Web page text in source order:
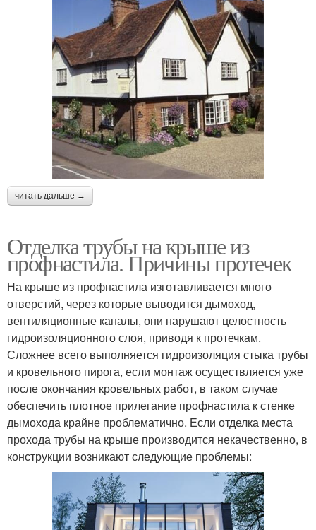
читать дальше →
Отделка трубы на крыше из
профнастила. Причины протечек
На крыше из профнастила изготавливается много
отверстий, через которые выводится дымоход,
вентиляционные каналы, они нарушают целостность
гидроизоляционного слоя, приводя к протечкам.
Сложнее всего выполняется гидроизоляция стыка трубы
и кровельного пирога, если монтаж осуществляется уже
после окончания кровельных работ, в таком случае
обеспечить плотное прилегание профнастила к стенке
дымохода крайне проблематично. Если отделка места
прохода трубы на крыше производится некачественно, в
конструкции возникают следующие проблемы: